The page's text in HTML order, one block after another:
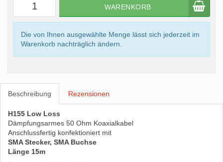
WARENKORB
Die von Ihnen ausgewählte Menge lässt sich jederzeit im
Warenkorb nachträglich ändern.
Beschreibung Rezensionen
H155 Low Loss
Dämpfungsarmes 50 Ohm Koaxialkabel
Anschlussfertig konfektioniert mit
SMA Stecker, SMA Buchse
Länge 15m